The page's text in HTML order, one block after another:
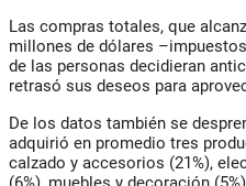
Las compras totales, que
millones de dólares
de las personas decidieran
retrasó sus deseos para
De los datos también se
adquirió en promedio tres
calzado y accesorios (21%),